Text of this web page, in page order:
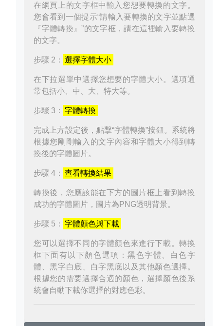
在網頁上的文字框中輸入您想要轉換的文字。
您會看到一個提示“請輸入要轉換的文字並點選
『字體轉換』”的文字框，請在這裡輸入要轉換
的文字。
步驟 2： 選擇字體大小
在下拉選單中選擇您想要的字體大小。選項通
常包括小、中、大、特大等。
步驟 3： 字體轉換
完成上方設定後，點擊“字體轉換”按鈕。系統將
根據您剛剛輸入的文字內容和字體大小得到轉
換後的字體圖片。
步驟 4： 查看轉換結果
轉換後，您應該能在下方的圖片框上看到轉換
成功的字體圖片，圖片為PNG透明背景。
步驟 5： 字體顏色與下載
您可以選擇不同的字體顏色來進行下載。轉換
框下面有以下顏色選項：黑色字體、白色字
體、黑字白底、白字黑底以及其他顏色選擇。
根據您的需要選擇合適的顏色，選擇顏色後系
統會自動下載你選擇的對應色彩。